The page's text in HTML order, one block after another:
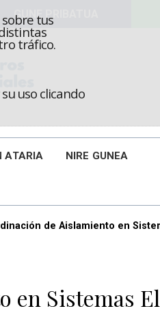
tus
tráfico.
uso clicando
ATARIA NIRE GUNEA
de Aislamiento en
en Sistemas